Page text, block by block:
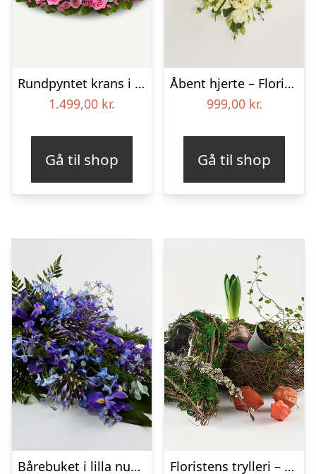
Rundpyntet krans i klassisk stil – pink
1.499,00 kr.
Gå til shop
Åbent hjerte – Floristens kreative valg
999,00 kr.
Gå til shop
Bårebuket i lilla nuancer – Blomster til begravelse
Floristens trylleri – gravpynt – Blomster til begravelse